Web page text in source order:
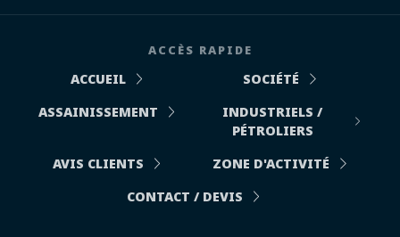
ACCÈS RAPIDE
ACCUEIL
SOCIÉTÉ
ASSAINISSEMENT
INDUSTRIELS /
PÉTROLIERS
AVIS CLIENTS
ZONE D'ACTIVITÉ
CONTACT / DEVIS